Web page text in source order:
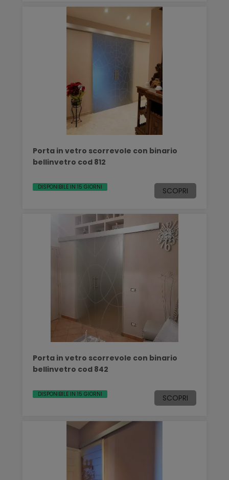
Porta in vetro scorrevole con binario
bellinvetro cod 812
DISPONIBILE IN 15 GIORNI SCOPRI
Porta in vetro scorrevole con binario
bellinvetro cod 842
DISPONIBILE IN 15 GIORNI SCOPRI